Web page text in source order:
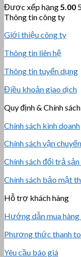
Được xếp hạng 5.00
Thông tin công ty
Giới thiệu công ty
Thông tin liên hệ
Thông tin tuyển dụng
Điều khoản giao dịch
Quy định & Chính sách
Chính sách kinh doanh
Chính sách vận
Chính sách đổi trả
Chính sách bảo mật
Hỗ trợ khách hàng
Hướng dẫn mua hàng
Phương thức thanh
Yêu cầu báo giá